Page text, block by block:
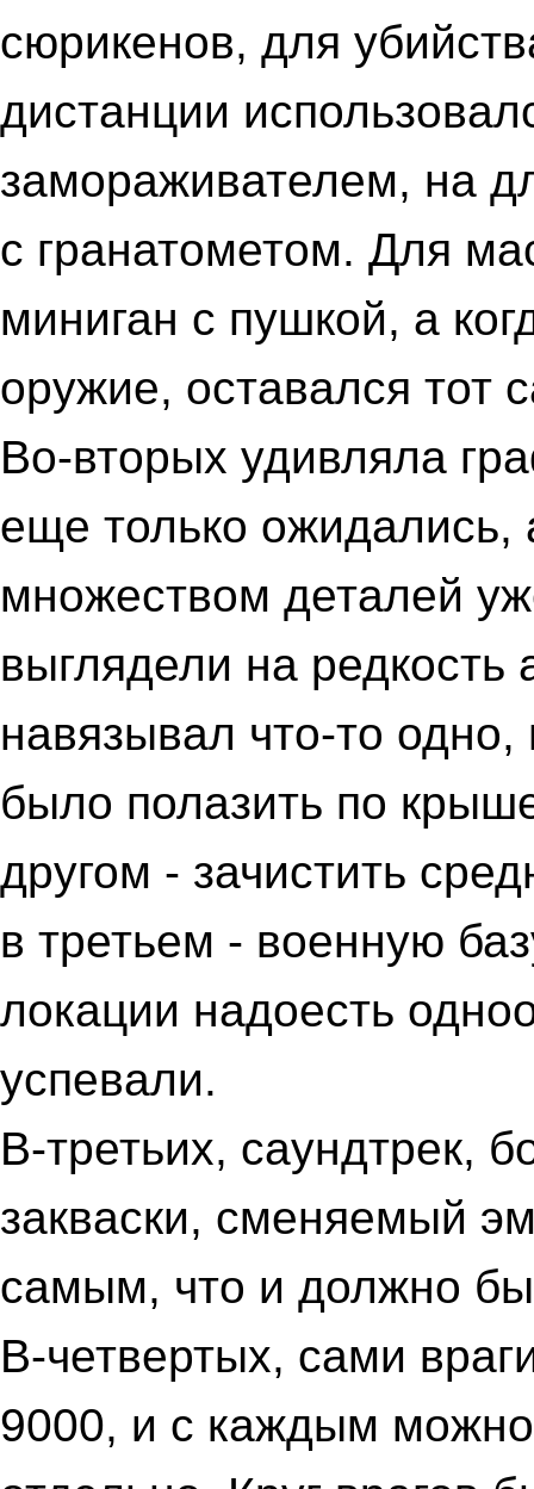
сюрикенов, для
дистанции
замораживателем, на
с гранатометом. Для
миниган с пушкой, а
оружие, оставался тот
Во-вторых удивляла
еще только ожидались,
множеством деталей
выглядели на редкость
навязывал что-то
было полазить по
другом - зачистить
в третьем - военную
локации надоесть
успевали.
В-третьих, саундтрек,
закваски, сменяемый
самым, что и должно
В-четвертых, сами
9000, и с каждым